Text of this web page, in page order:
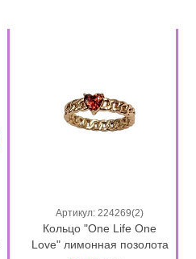
Артикул: 224269(2)
Кольцо "One Life One
Love" лимонная позолота